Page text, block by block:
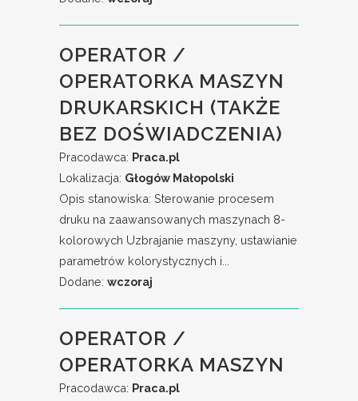
OPERATOR /
OPERATORKA MASZYN
DRUKARSKICH (TAKŻE
BEZ DOŚWIADCZENIA)
Pracodawca: Praca.pl
Lokalizacja: Głogów Małopolski
Opis stanowiska: Sterowanie procesem
druku na zaawansowanych maszynach 8-
kolorowych Uzbrajanie maszyny, ustawianie
parametrów kolorystycznych i...
Dodane: wczoraj
OPERATOR /
OPERATORKA MASZYN
Pracodawca: Praca.pl